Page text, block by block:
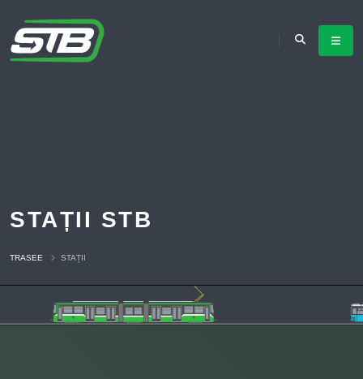
STAȚII STB
TRASEE STAȚII